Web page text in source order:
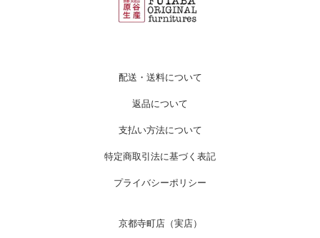
配送・送料について
返品について
支払い方法について
特定商取引法に基づく表記
プライバシーポリシー
京都寺町店（実店）